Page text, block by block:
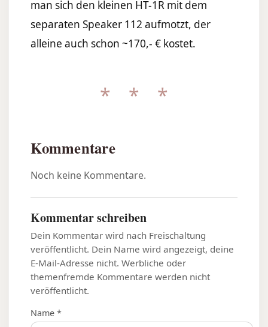
man sich den kleinen HT-1R mit dem
separaten Speaker 112 aufmotzt, der
alleine auch schon ~170,- € kostet.
* * *
Kommentare
Noch keine Kommentare.
Kommentar schreiben
Dein Kommentar wird nach Freischaltung
veröffentlicht. Dein Name wird angezeigt, deine
E-Mail-Adresse nicht. Werbliche oder
themenfremde Kommentare werden nicht
veröffentlicht.
Name *